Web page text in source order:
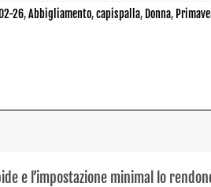
26,Abbigliamento,capispalla, Donna,
e l’impostazione minimal lo